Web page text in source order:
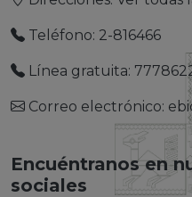
Teléfono: 2-816466
Línea gratuita:
Correo electrónico:
Encuéntranos en
sociales